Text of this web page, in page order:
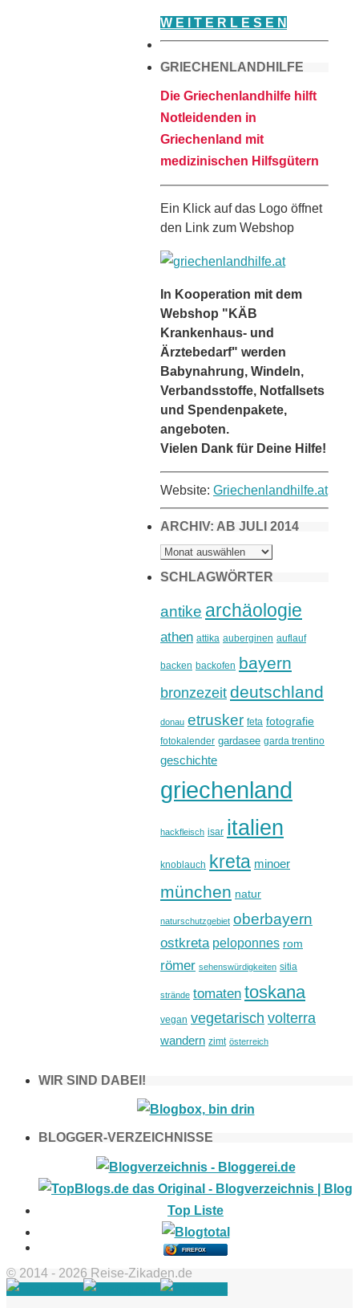
W E I T E R L E S E N
GRIECHENLANDHILFE
Die Griechenlandhilfe hilft
Notleidenden in
Griechenland mit
medizinischen Hilfsgütern
Ein Klick auf das Logo öffnet
den Link zum Webshop
In Kooperation mit dem
Webshop "KÄB
Krankenhaus- und
Ärztebedarf" werden
Babynahrung, Windeln,
Verbandsstoffe, Notfallsets
und Spendenpakete,
angeboten.
Vielen Dank für Deine Hilfe!
Website: Griechenlandhilfe.at
ARCHIV: AB JULI 2014
ARCHIV:
AB
2014
SCHLAGWÖRTER
antike archäologie
athen attika auberginen auflauf
backen backofen bayern
bronzezeit deutschland
donau etrusker feta fotografie
fotokalender gardasee garda trentino
geschichte
griechenland
hackfleisch isar italien
knoblauch kreta minoer
münchen natur
naturschutzgebiet oberbayern
ostkreta peloponnes rom
römer sehenswürdigkeiten sitia
strände tomaten toskana
vegan vegetarisch volterra
wandern zimt österreich
WIR SIND DABEI!
BLOGGER-VERZEICHNISSE
FIREFOX
© 2014 - 2026 Reise-Zikaden.de